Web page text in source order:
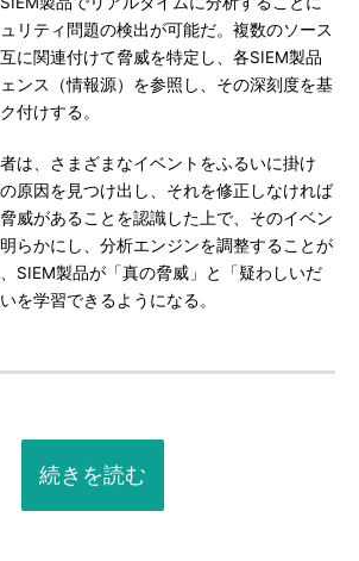
リティ問題の検出が可能だ。複数のソース
に関連付けて脅威を特定し、各SIEM製品
ンス（情報源）を参照し、その深刻度を基
付けする。
は、さまざまなイベントをふるいに掛け
原因を見つけ出し、それを修正しなければ
威があることを認識した上で、そのイベン
らかにし、分析エンジンを調整することが
SIEM製品が「真の脅威」と「疑わしいだ
を学習できるようになる。
続きを読む